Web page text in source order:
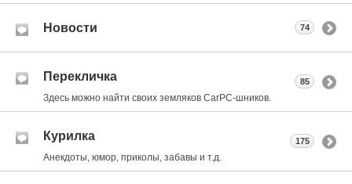
Новости 74
Перекличка
Здесь можно найти своих земляков CarPC-шников.
85
Курилка
Анекдоты, юмор, приколы, забавы и т.д.
175